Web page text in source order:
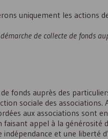
uniquement les actions
de collecte de fonds
fonds auprès des
sociale des
aux associations sont
appel à la générosité
et une liberté